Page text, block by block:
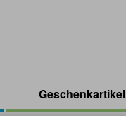
Geschenkartikel